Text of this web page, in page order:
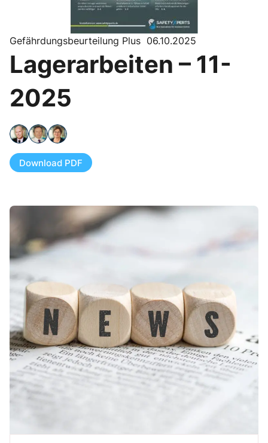
Gefährdungsbeurteilung Plus 06.10.2025
Lagerarbeiten – 11-
2025
Download PDF